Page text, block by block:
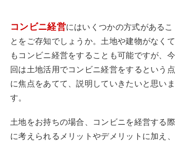
コンビニ経営にはいくつかの方式があるこ
とをご存知でしょうか。土地や建物がなくて
もコンビニ経営をすることも可能ですが、今
回は土地活用でコンビニ経営をするという点
に焦点をあてて、説明していきたいと思いま
す。
土地をお持ちの場合、コンビニを経営する際
に考えられるメリットやデメリットに加え、